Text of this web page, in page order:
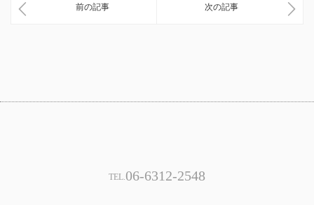
前の記事 次の記事
TEL.06-6312-2548